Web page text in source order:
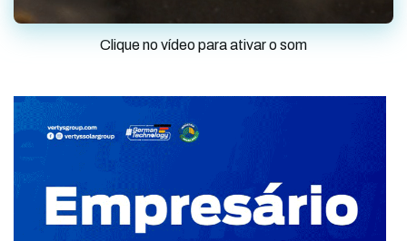
Clique no vídeo para ativar o som